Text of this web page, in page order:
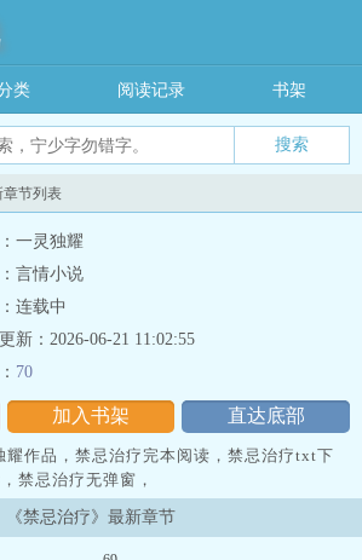
搜索
类 阅读记录 书架
章节列表
一灵独耀
言情小说
连载中
加入书架 直达底部
新：2026-06-21 11:02:55
70
耀作品，禁忌治疗完本阅读，禁忌治疗txt下
禁忌治疗无弹窗，
《禁忌治疗》最新章节